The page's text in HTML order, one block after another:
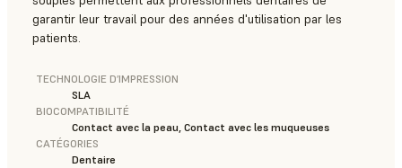
garantir leur travail pour des années d'utilisation par les
patients.
TECHNOLOGIE D’IMPRESSION
SLA
BIOCOMPATIBILITÉ
Contact avec la peau, Contact avec les muqueuses
CATÉGORIES
Dentaire